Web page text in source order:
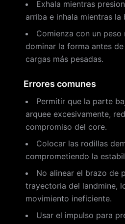
Exhala mientras
arriba e inhala mientras la
Comienza con un peso
dominar la forma antes
cargas más pesadas.
Errores comunes
Permitir que la parte
arquee excesivamente,
compromiso del core.
Colocar las rodillas
comprometiendo la
No alinear el brazo de
trayectoria del landmine,
movimiento ineficiente.
Usar el impulso para